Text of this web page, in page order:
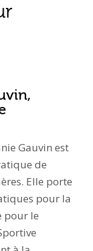
Gauvin est
de
Elle porte
pour la
pour le